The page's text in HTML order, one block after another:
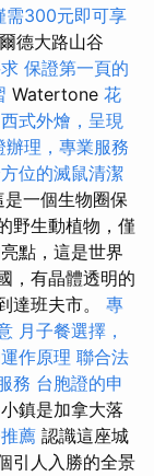
需300元即可享
德大路山谷
保證第一頁的
Watertone 花
西式外燴，呈現
辦理，專業服務
位的滅鼠清潔
一個生物圈保
野生動植物，僅
點，這是世界
，有晶體透明的
達班夫市。 專
月子餐選擇，
作原理 聯合法
務 台胞證的申
鎮是加拿大落
薦 認識這座城
引人入勝的全景